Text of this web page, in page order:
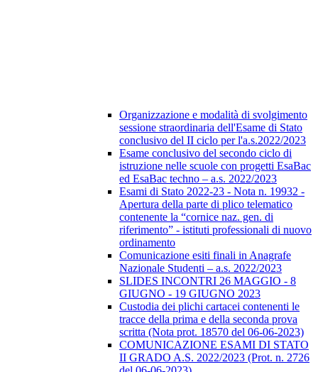
Organizzazione e modalità di svolgimento
sessione straordinaria dell'Esame di Stato
conclusivo del II ciclo per l'a.s.2022/2023
Esame conclusivo del secondo ciclo di
istruzione nelle scuole con progetti EsaBac
ed EsaBac techno – a.s. 2022/2023
Esami di Stato 2022-23 - Nota n. 19932 -
Apertura della parte di plico telematico
contenente la “cornice naz. gen. di
riferimento” - istituti professionali di nuovo
ordinamento
Comunicazione esiti finali in Anagrafe
Nazionale Studenti – a.s. 2022/2023
SLIDES INCONTRI 26 MAGGIO - 8
GIUGNO - 19 GIUGNO 2023
Custodia dei plichi cartacei contenenti le
tracce della prima e della seconda prova
scritta (Nota prot. 18570 del 06-06-2023)
COMUNICAZIONE ESAMI DI STATO
II GRADO A.S. 2022/2023 (Prot. n. 2726